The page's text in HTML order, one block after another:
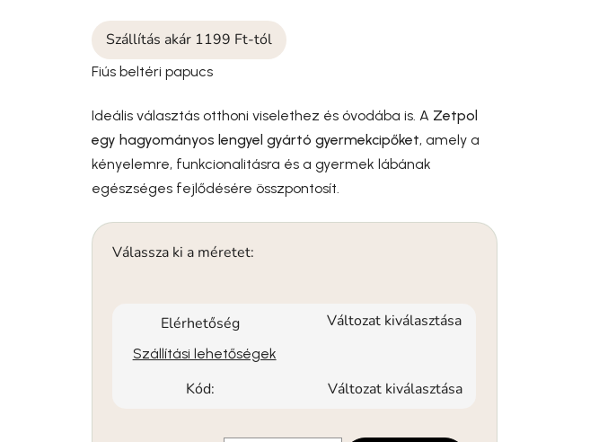
Szállítás akár 1199 Ft-tól
Fiús beltéri papucs
Ideális választás otthoni viselethez és óvodába is. A Zetpol
egy hagyományos lengyel gyártó gyermekcipőket, amely a
kényelemre, funkcionalitásra és a gyermek lábának
egészséges fejlődésére összpontosít.
Válassza ki a méretet:
Elérhetőség Változat kiválasztása
Szállítási lehetőségek
Kód: Változat kiválasztása